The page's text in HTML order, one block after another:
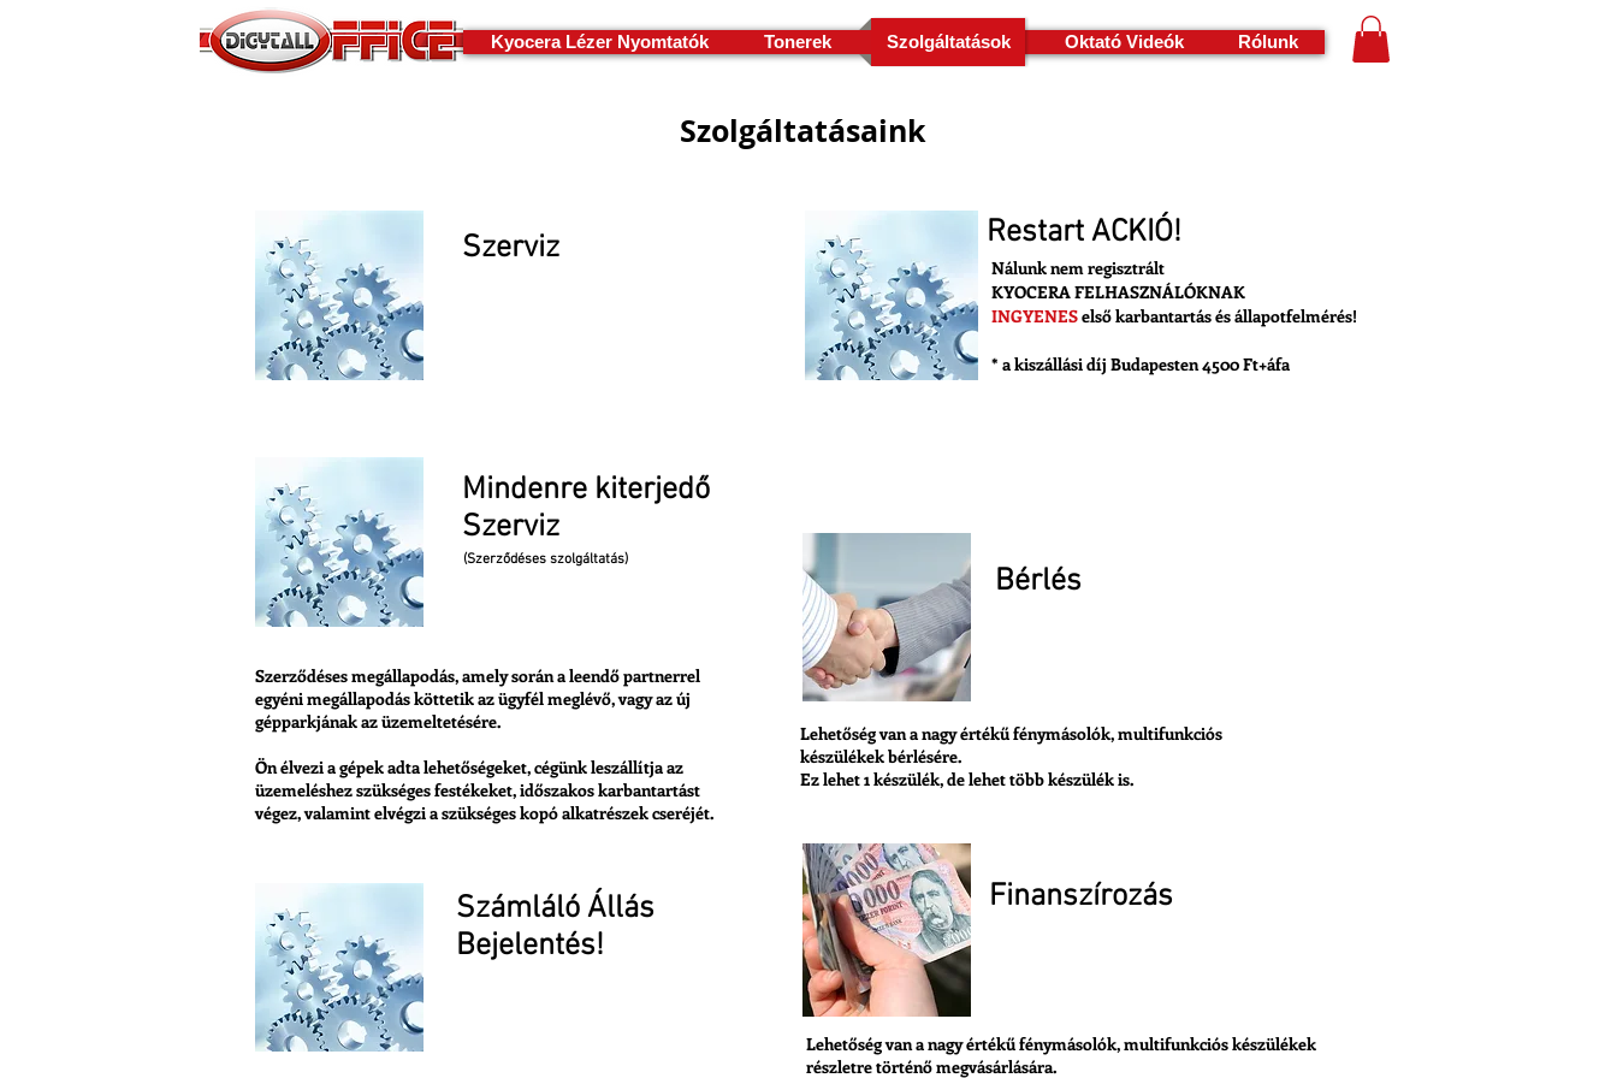
Kyocera Lézer Nyomtatók Tonerek Szolgáltatások Oktató Videók Rólunk
Szolgáltatásaink
Szerviz
Mindenre kiterjedő
Szerviz
(Szerződéses szolgáltatás)
Szerződéses megállapodás, amely során a leendő partnerrel
egyéni megállapodás köttetik az ügyfél meglévő, vagy az új
gépparkjának az üzemeltetésére.
Ön élvezi a gépek adta lehetőségeket, cégünk leszállítja az
üzemeléshez szükséges festékeket, időszakos karbantartást
végez, valamint elvégzi a szükséges kopó alkatrészek cseréjét.
Restart ACKIÓ!
Nálunk nem regisztrált
KYOCERA FELHASZNÁLÓKNAK
INGYENESelső karbantartás és állapotfelmérés!
* a kiszállási díj Budapesten 4500 Ft+áfa
Bérlés
Lehetőség van a nagy értékű fénymásolók, multifunkciós
készülékek bérlésére.
Ez lehet 1 készülék, de lehet több készülék is.
Számláló Állás
Bejelentés!
Finanszírozás
Lehetőség van a nagy értékű fénymásolók, multifunkciós készülékek
részletre történő megvásárlására.